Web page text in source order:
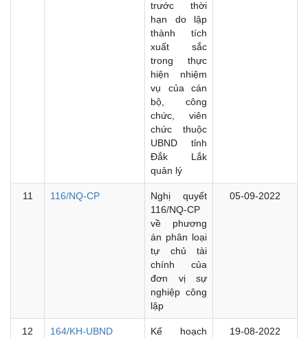
trước thời
hạn do lập
thành tích
xuất sắc
trong thực
hiện nhiệm
vụ của cán
bộ, công
chức, viên
chức thuộc
UBND tỉnh
Đắk Lắk
quản lý
11 116/NQ-CP
Nghị quyết
116/NQ-CP
về phương
án phân loại
tự chủ tài
chính của
đơn vị sự
nghiệp công
lập
05-09-2022
12 164/KH-UBND
Kế hoạch
19-08-2022